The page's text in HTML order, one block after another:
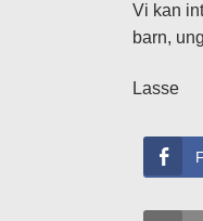
Vi kan
barn,
Lasse